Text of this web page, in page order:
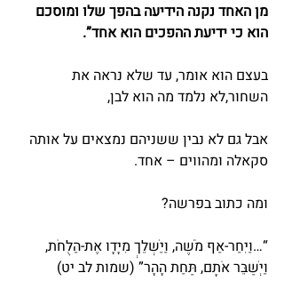
מן האחד נקנה הידיעה בהפך שלו ומוסכם
הוא כי ידיעת ההפכים הוא אחד”.
בעצם הוא אומר, עד שלא נראה את
השחור,לא נלמד מה הוא לבן,
אבל גם לא נבין ששניהם נמצאים על אותה
סקאלה ומהווים – אחד.
ומה כתוב בפרשה?
“…וַיִּחַר-אַף מֹשֶׁה, וַיַּשְׁלֵךְ מִיָּדָו אֶת-הַלֻּחֹת,
וַיְשַׁבֵּר אֹתָם, תַּחַת הָהָר” (שמות לב יט)